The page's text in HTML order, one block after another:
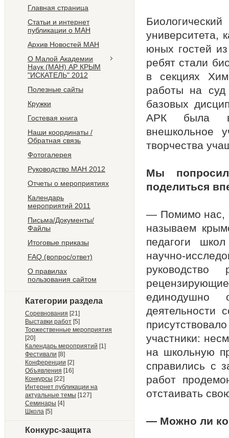
Главная страница
Статьи и интернет
публикации о МАН
Архив Новостей МАН
О Малой Академии
Наук (МАН) АР КРЫМ
"ИСКАТЕЛЬ" 2012
Полезные сайты
Кружки
Гостевая книга
Наши координаты /
Обратная связь
Фотогалерея
Руководство МАН 2012
Отчеты о мероприятиях
Календарь
мероприятий 2011
Письма/Документы/
Файлы
Итоговые приказы
FAQ (вопрос/ответ)
О правилах
пользования сайтом
Категории раздела
Соревнования [21]
Выставки работ [5]
Торжественные мероприятия
[20]
Календарь мероприятий [1]
Фестивали [8]
Конференции [2]
Объявления [16]
Конкурсы [22]
Интернет публикации на
актуальные темы [127]
Семинары [4]
Школа [5]
Конкурс-защита
университета,
юных гостей
ребят стали
в секциях
работы на суд
базовых
АРК была
внешкольное
творчества
Мы
поделиться
— Помимо нас,
называем
педагоги
научно-
руководство
единодушно
деятельности
участники:
на школьную
справились с
работ
отстаивать
— Можно ли